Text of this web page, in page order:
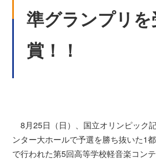
準グランプリを
賞！！
8月25日（日）、国立オリンピック
ンター大ホールで予選を勝ち抜いた1
で行われた第5回高等学校軽音楽コン